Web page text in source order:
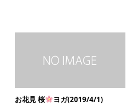
お花見 桜 ヨガ(2019/4/1)